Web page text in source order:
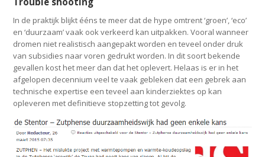
In de praktijk blijkt ééns te meer dat de hype omtrent ‘groen’, ‘eco’
en ‘duurzaam’ vaak ook verkeerd kan uitpakken. Vooral wanneer
dromen niet realistisch aangepakt worden en teveel onder druk
van subsidies naar voren gedrukt worden. In dit soort bekende
gevallen kost het meer dan dat het oplevert. Helaas is er in het
afgelopen decennium veel te vaak gebleken dat een gebrek aan
technische expertise een teveel aan kinderziektes op kan
opleveren met definitieve stopzetting tot gevolg.